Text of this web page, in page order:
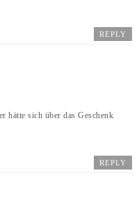
REPLY
hätte sich über das Geschenk
REPLY